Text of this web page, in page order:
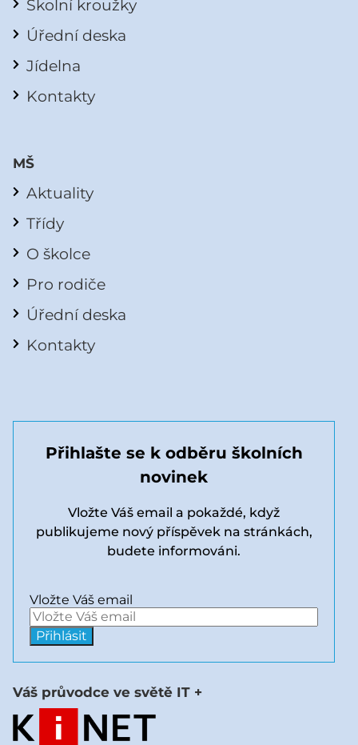
Školní kroužky
Úřední deska
Jídelna
Kontakty
MŠ
Aktuality
Třídy
O školce
Pro rodiče
Úřední deska
Kontakty
Přihlašte se k odběru školních
novinek
Vložte Váš email a pokaždé, když
publikujeme nový příspěvek na stránkách,
budete informováni.
Vložte Váš email
Váš průvodce ve světě IT +